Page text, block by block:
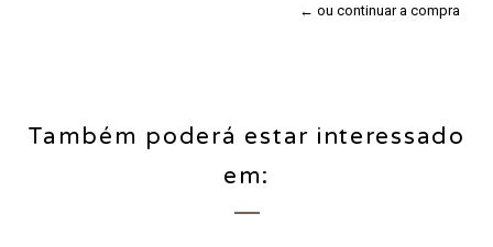
← ou continuar a compra
Também poderá estar interessado
em: